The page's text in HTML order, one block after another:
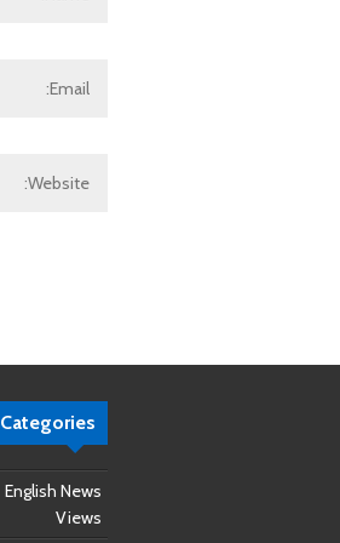
Categories
English News
Views